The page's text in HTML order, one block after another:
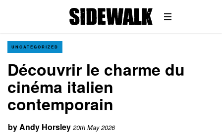
UNCATEGORIZED
Découvrir le charme du
cinéma italien
contemporain
byAndy Horsley 20th May 2026